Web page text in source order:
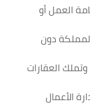
العمل أو
دون
العقارات
الأعمال